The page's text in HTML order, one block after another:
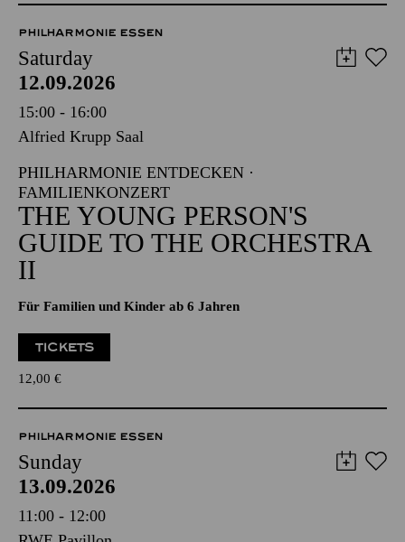
PHILHARMONIE ESSEN
Saturday
12.09.2026
15:00 - 16:00
Alfried Krupp Saal
PHILHARMONIE ENTDECKEN ·
FAMILIENKONZERT
THE YOUNG PERSON'S
GUIDE TO THE ORCHESTRA
II
Für Familien und Kinder ab 6 Jahren
TICKETS
12,00 €
PHILHARMONIE ESSEN
Sunday
13.09.2026
11:00 - 12:00